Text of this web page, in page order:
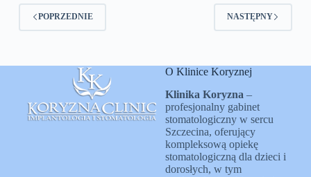
POPRZEDNIE NASTĘPNY
O Klinice Koryznej
Klinika Koryzna –
profesjonalny gabinet
stomatologiczny w sercu
Szczecina, oferujący
kompleksową opiekę
stomatologiczną dla dzieci i
dorosłych, w tym